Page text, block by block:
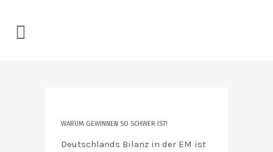
WARUM GEWINNEN SO SCHWER IST!
Deutschlands Bilanz in der EM ist